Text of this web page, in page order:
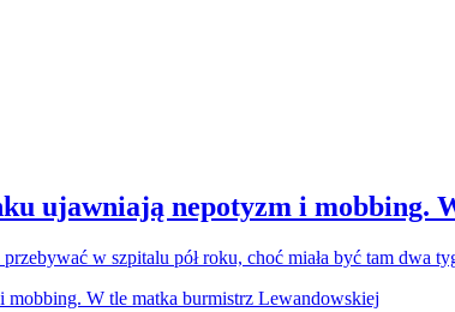
ujawniają nepotyzm i mobbing.
w szpitalu pół roku, choć miała być tam dwa